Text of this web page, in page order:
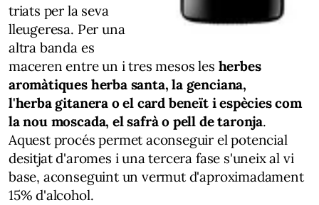
triats per la seva
lleugeresa. Per una
altra banda es
maceren entre un i tres mesos les herbes
aromàtiques herba santa, la genciana,
l'herba gitanera o el card beneït i espècies com
la nou moscada, el safrà o pell de taronja.
Aquest procés permet aconseguir el potencial
desitjat d'aromes i una tercera fase s'uneix al vi
base, aconseguint un vermut d'aproximadament
15% d'alcohol.